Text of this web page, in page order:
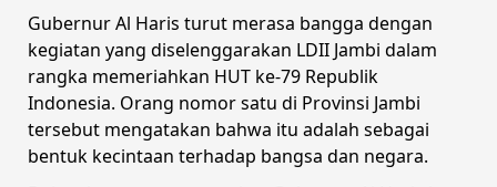
Gubernur Al Haris turut merasa bangga dengan
kegiatan yang diselenggarakan LDII Jambi dalam
rangka memeriahkan HUT ke-79 Republik
Indonesia. Orang nomor satu di Provinsi Jambi
tersebut mengatakan bahwa itu adalah sebagai
bentuk kecintaan terhadap bangsa dan negara.